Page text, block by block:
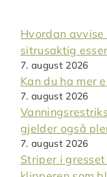
Hvordan
sitrusaktig
7. august 2026
Kan du ha mer
7. august 2026
gjelder også
7. august 2026
Striper i